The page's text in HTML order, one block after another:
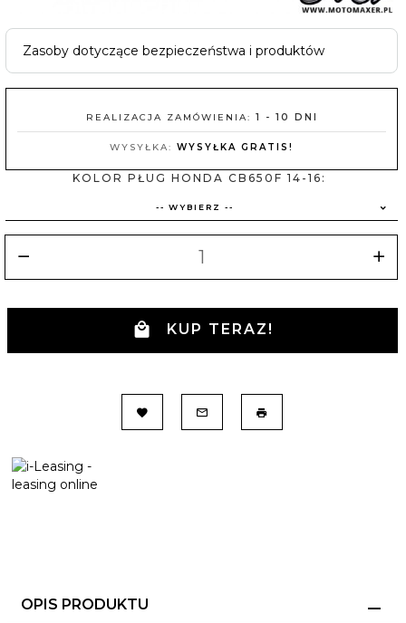
Zasoby dotyczące bezpieczeństwa i produktów
REALIZACJA ZAMÓWIENIA: 1 - 10 DNI
WYSYŁKA: WYSYŁKA GRATIS!
KOLOR PŁUG HONDA CB650F 14-16:
-- WYBIERZ --
KUP TERAZ!
OPIS PRODUKTU